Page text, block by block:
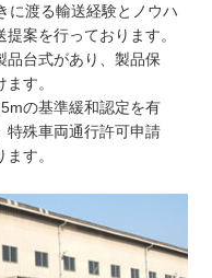
に渡る輸送経験とノウハ
案を行っております。
品台式があり、製品保
す。
の基準緩和認定を有
特殊車両通行許可申請
す。